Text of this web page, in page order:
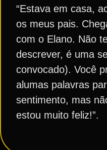
“Estava em casa,
os meus pais.
com o Elano. Não
descrever, é uma
convocado). Você
alumas palavras
sentimento, mas
estou muito feliz!”.